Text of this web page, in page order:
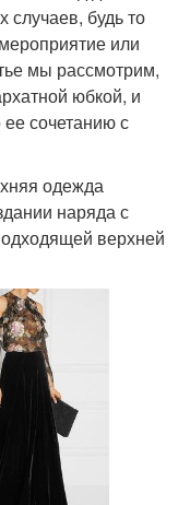
будь то
или
мы рассмотрим,
юбкой, и
сочетанию с
одежда
наряда с
верхней